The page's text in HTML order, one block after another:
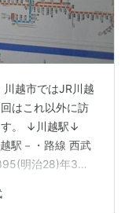
越市ではJR川越
はこれ以外に訪
す。 ↓川越駅↓
駅－・路線 西武
明治28)年3月
駅 (西武新宿方